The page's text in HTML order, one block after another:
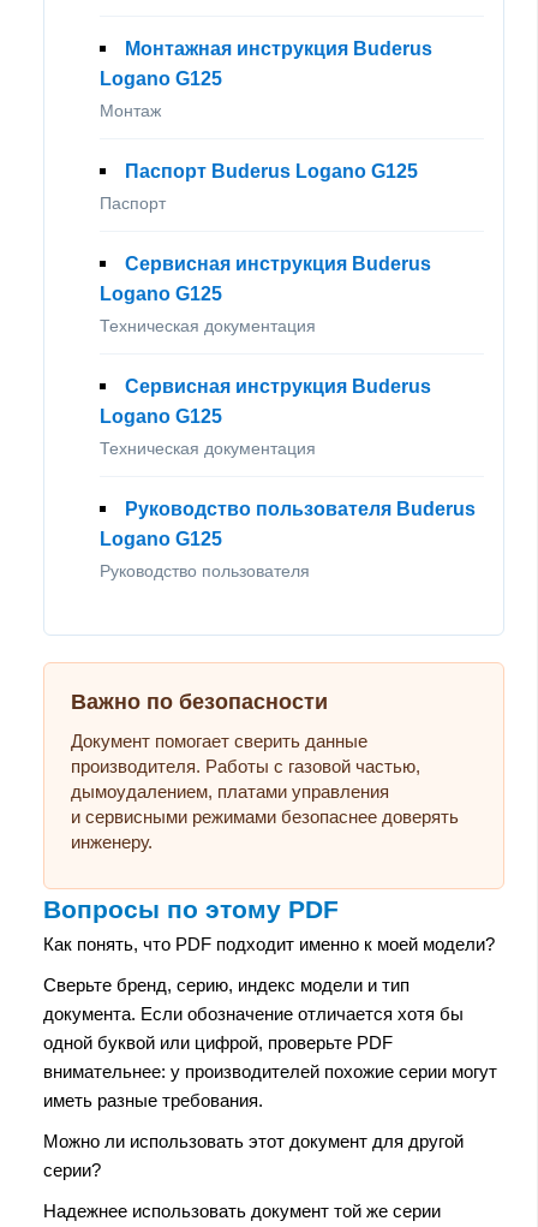
Монтажная инструкция Buderus
Logano G125
Монтаж
Паспорт Buderus Logano G125
Паспорт
Сервисная инструкция Buderus
Logano G125
Техническая документация
Сервисная инструкция Buderus
Logano G125
Техническая документация
Руководство пользователя Buderus
Logano G125
Руководство пользователя
Важно по безопасности
Документ помогает сверить данные
производителя. Работы с газовой частью,
дымоудалением, платами управления
и сервисными режимами безопаснее доверять
инженеру.
Вопросы по этому PDF
Как понять, что PDF подходит именно к моей модели?
Сверьте бренд, серию, индекс модели и тип
документа. Если обозначение отличается хотя бы
одной буквой или цифрой, проверьте PDF
внимательнее: у производителей похожие серии могут
иметь разные требования.
Можно ли использовать этот документ для другой
серии?
Надежнее использовать документ той же серии